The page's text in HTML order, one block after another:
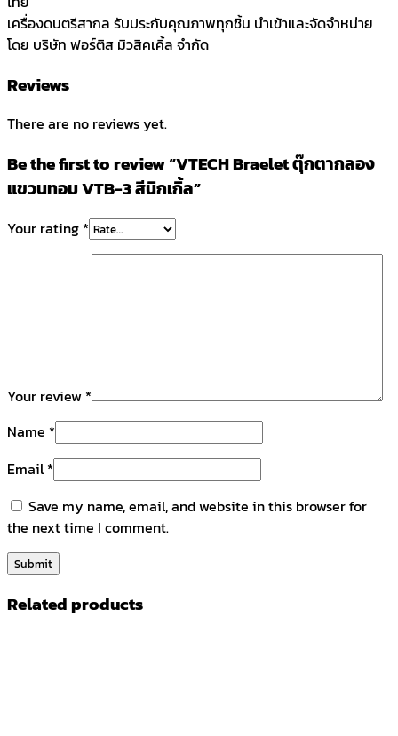
เครื่องดนตรีสากล รับประกับคุณภาพทุกชิ้น นำเข้าและจัดจำหน่าย
โดย บริษัท ฟอร์ติส มิวสิคเคิ้ล จำกัด
Reviews
There are no reviews yet.
Be the first to review “VTECH Braelet ตุ๊กตากลอง
แขวนทอม VTB-3 สีนิกเกิ้ล”
Your rating *
Your review *
Name *
Email*
Save my name, email, and website in this browser for
the next time I comment.
Related products